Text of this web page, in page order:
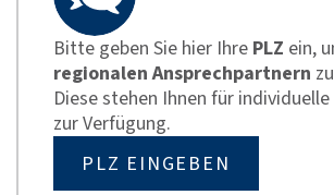
Bitte geben Sie hier Ihre PLZ ein,
regionalen Ansprechpartnern
Diese stehen Ihnen für
zur Verfügung.
PLZ EINGEBEN